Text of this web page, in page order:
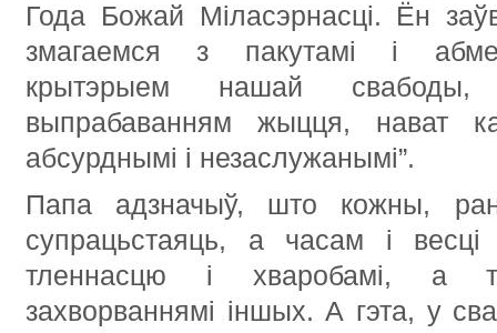
Года Божай Міласэрнасці. Ён
змагаемся з пакутамі і
крытэрыем нашай
выпрабаванням жыцця, нават
абсурднымі і незаслужанымі”.
Папа адзначыў, што кожны,
супрацьстаяць, а часам і
тленнасцю і хваробамі, а
захворваннямі іншых. А гэта, у